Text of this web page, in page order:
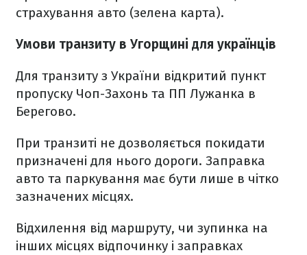
страхування авто (зелена карта).
Умови транзиту в Угорщині для українців
Для транзиту з України відкритий пункт
пропуску Чоп-Захонь та ПП Лужанка в
Берегово.
При транзиті не дозволяється покидати
призначені для нього дороги. Заправка
авто та паркування має бути лише в чітко
зазначених місцях.
Відхилення від маршруту, чи зупинка на
інших місцях відпочинку і заправках